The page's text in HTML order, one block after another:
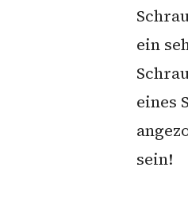
ein
eines
sein!